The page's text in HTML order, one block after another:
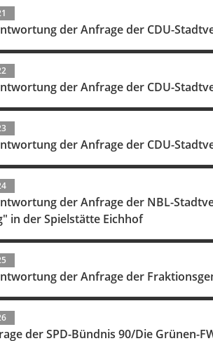
der Anfrage der CDU-
der Anfrage der CDU-
der Anfrage der CDU-
der Anfrage der NBL-
in der Spielstätte Eichhof
der Anfrage der
der SPD-Bündnis 90/Die Grünen-